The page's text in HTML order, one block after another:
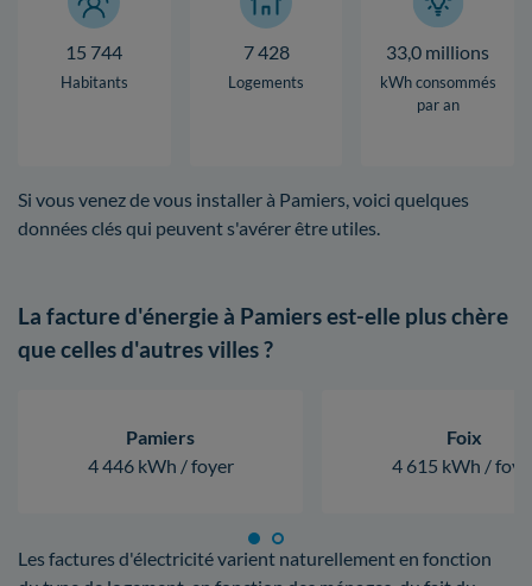
15 744
Habitants
7 428
Logements
33,0 millions
kWh consommés
par an
Si vous venez de vous installer à Pamiers, voici quelques
données clés qui peuvent s'avérer être utiles.
La facture d'énergie à Pamiers est-elle plus chère
que celles d'autres villes ?
Pamiers
4 446 kWh / foyer
Foix
4 615 kWh /
Les factures d'électricité varient naturellement en fonction